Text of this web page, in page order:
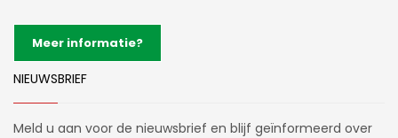
Meer informatie?
NIEUWSBRIEF
Meld u aan voor de nieuwsbrief en blijf geïnformeerd over